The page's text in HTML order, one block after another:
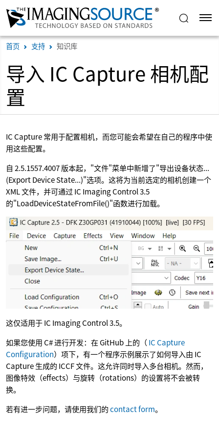
首页 支持 知识库
导入 IC Capture 相机配
置
IC Capture 常用于配置相机，而您可能会希望在自己的程序中使
用这些配置。
自 2.5.1557.4007 版本起，"文件"菜单中新增了"导出设备状态...
(Export Device State...)"选项。这将为当前选定的相机创建一个
XML 文件，并可通过 IC Imaging Control 3.5
的"LoadDeviceStateFromFile()"函数进行加载。
这仅适用于 IC Imaging Control 3.5。
如果您使用 C# 进行开发：在 GitHub 上的（IC Capture
Configuration）项下，有一个程序示例展示了如何导入由 IC
Capture 生成的 ICCF 文件。这允许同时导入多台相机。然而，
图像特效（effects）与旋转（rotations）的设置将不会被转
换。
若有进一步问题，请使用我们的contact form。